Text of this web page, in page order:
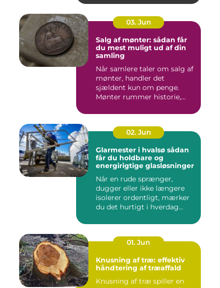
03. Jun
Salg af mønter: sådan får
du mest muligt ud af din
samling
Når samlere taler om salg af
mønter, handler det
sjældent kun om penge.
Mønter rummer historie,
02. Jun
Glarmester i hvalsø sådan
får du holdbare og
energirigtige glasløsninger
Når en rude sprænger,
dugger eller ikke længere
isolerer ordentligt, mærker
du det hurtigt i hverdag...
01. Jun
Knusning af træ: effektiv
håndtering af træaffald
Knusning af træ spiller en